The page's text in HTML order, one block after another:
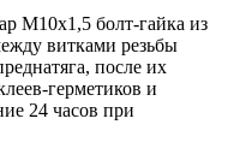
М10х1,5 болт-гайка из
витками резьбы
после их
герметиков и
24 часов при